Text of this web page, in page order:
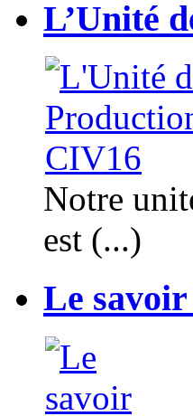
L’Unité
Notre
est (...)
Le